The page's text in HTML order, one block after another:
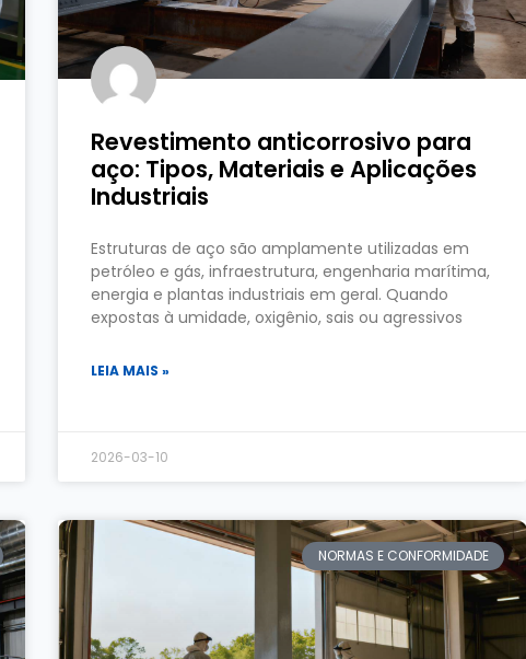
Revestimento anticorrosivo para
aço: Tipos, Materiais e Aplicações
Industriais
Estruturas de aço são amplamente utilizadas em
petróleo e gás, infraestrutura, engenharia marítima,
energia e plantas industriais em geral. Quando
expostas à umidade, oxigênio, sais ou agressivos
LEIA MAIS »
2026-03-10
NORMAS E CONFORMIDADE